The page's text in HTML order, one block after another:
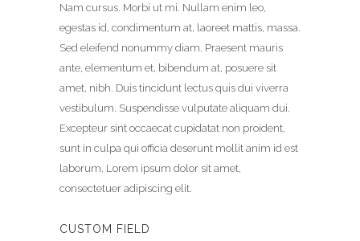
Nam cursus. Morbi ut mi. Nullam enim leo,
egestas id, condimentum at, laoreet mattis, massa.
Sed eleifend nonummy diam. Praesent mauris
ante, elementum et, bibendum at, posuere sit
amet, nibh. Duis tincidunt lectus quis dui viverra
vestibulum. Suspendisse vulputate aliquam dui.
Excepteur sint occaecat cupidatat non proident,
sunt in culpa qui officia deserunt mollit anim id est
laborum. Lorem ipsum dolor sit amet,
consectetuer adipiscing elit.
CUSTOM FIELD